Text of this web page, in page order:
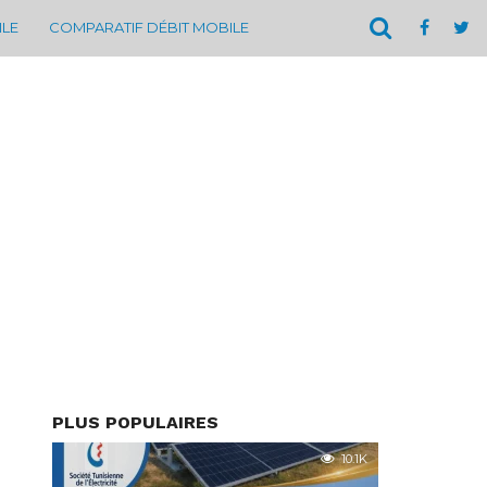
COMPARATIF DÉBIT MOBILE
PLUS POPULAIRES
10.1K